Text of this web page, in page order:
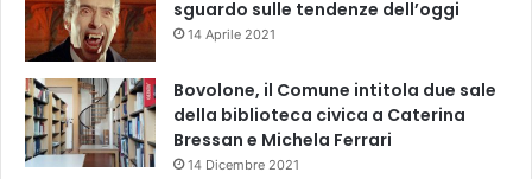
sguardo sulle tendenze dell’oggi
14 Aprile 2021
Bovolone, il Comune intitola due sale
della biblioteca civica a Caterina
Bressan e Michela Ferrari
14 Dicembre 2021